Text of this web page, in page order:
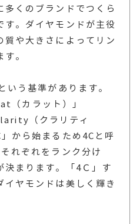
多くのブランドでつくら
す。ダイヤモンドが主役
質や大きさによってリン
。
いう基準があります。
（カラット）」
（クラリティ
から始まるため4Cと呼
れぞれをランク分け
決まります。「4Ｃ」す
ヤモンドは美しく輝き